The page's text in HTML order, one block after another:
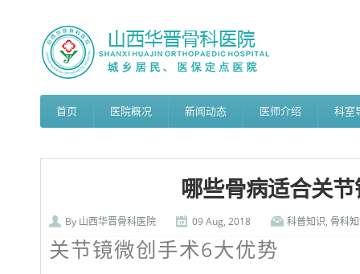
首页 医院概况 新闻动态 医师介绍 科室
哪些骨病适合关节
By 山西华晋骨科医院 09 Aug, 2018 科普知识, 骨科
关节镜微创手术6大优势